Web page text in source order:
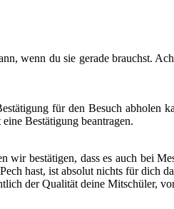
wenn du sie gerade brauchst.
für den Besuch abholen
Bestätigung beantragen.
bestätigen, dass es auch bei
hast, ist absolut nichts für dich
der Qualität deine Mitschüler,